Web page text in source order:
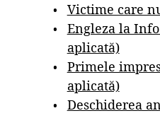
Victime care
Engleza la
aplicată)
Primele
aplicată)
Deschiderea